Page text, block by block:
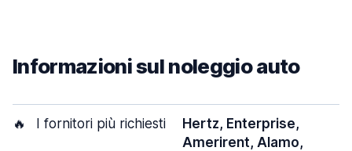
Informazioni sul noleggio auto
🔥 I fornitori più richiesti
Hertz, Enterprise,
Amerirent, Alamo,